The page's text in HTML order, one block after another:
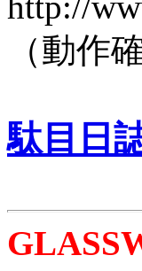
（動作
駄目日